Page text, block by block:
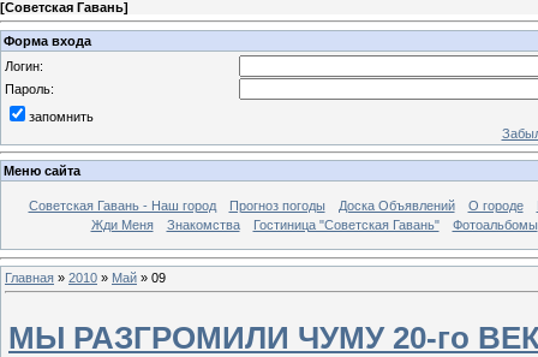
[Советская Гавань]
Форма входа
Логин:
Пароль:
запомнить
Меню сайта
Советская Гавань - Наш город Прогноз погоды Доска Объявлений О городе
Жди Меня
Знакомства Гостиница "Советская Гавань" Фотоальбомы
Главная » 2010 » Май » 09
МЫ РАЗГРОМИЛИ ЧУМУ 20-го